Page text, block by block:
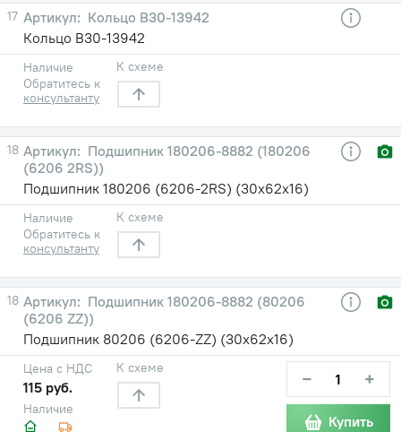
17
Кольцо В30-13942
Кольцо В30-13942
Наличие
Обратитесь к
консультанту
К схеме
18
Подшипник 180206-8882 (180206
(6206 2RS))
Подшипник 180206 (6206-2RS) (30х62х16)
Наличие
Обратитесь к
консультанту
К схеме
18
Подшипник 180206-8882 (80206
(6206 ZZ))
Подшипник 80206 (6206-ZZ) (30х62х16)
Наличие
Цена с НДС
115 руб.
К схеме − +
Купить